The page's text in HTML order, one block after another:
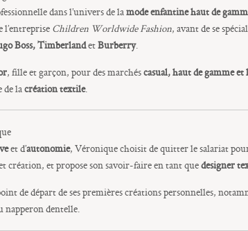
dans l’univers de lamode enfantine haut de
l’entreprise Children Worldwide Fashion, avant de se
Boss, TimberlandetBurberry.
, fille et garçon, pour des marchéscasual, haut de gamme et
de lacréation textile.
et d’autonomie, Véronique choisit de quitter le salariat
création, et propose son savoir-faire en tant quedesigner
de départ de ses premières créations personnelles,
napperon dentelle.